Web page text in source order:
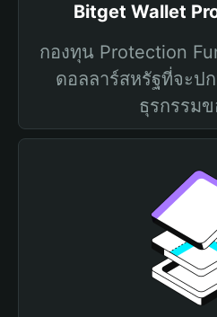
Bitget Wallet
กองทุน Protection
ดอลลาร์สหรัฐที่จะป
ธุรกรรม